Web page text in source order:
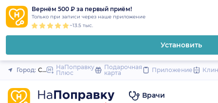
Вернём 500 ₽ за первый приём!
Только при записи через наше приложение
~13.5 тыс.
Установить
Закрыть
Город: Санкт-Петербург
НаПоправку
Плюс
Подарочная
карта
Приложение
Врачи